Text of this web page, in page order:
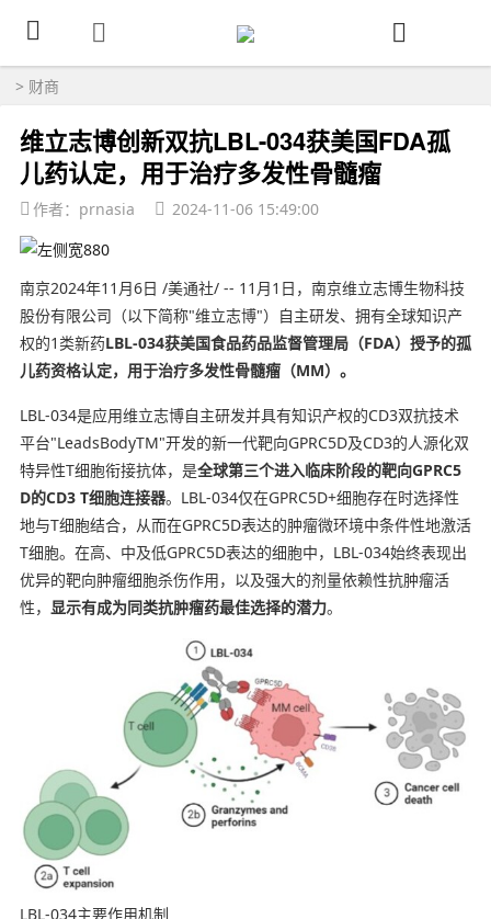
> 财商
维立志博创新双抗LBL-034获美国FDA孤
儿药认定，用于治疗多发性骨髓瘤
作者：prnasia 2024-11-06 15:49:00
南京2024年11月6日 /美通社/ -- 11月1日，南京维立志博生物科技
股份有限公司（以下简称"维立志博"）自主研发、拥有全球知识产
权的1类新药LBL-034获美国食品药品监督管理局（FDA）授予的孤
儿药资格认定，用于治疗多发性骨髓瘤（MM）。
LBL-034是应用维立志博自主研发并具有知识产权的CD3双抗技术
平台"LeadsBodyTM"开发的新一代靶向GPRC5D及CD3的人源化双
特异性T细胞衔接抗体，是全球第三个进入临床阶段的靶向GPRC5
D的CD3 T细胞连接器。LBL-034仅在GPRC5D+细胞存在时选择性
地与T细胞结合，从而在GPRC5D表达的肿瘤微环境中条件性地激活
T细胞。在高、中及低GPRC5D表达的细胞中，LBL-034始终表现出
优异的靶向肿瘤细胞杀伤作用，以及强大的剂量依赖性抗肿瘤活
性， 显示有成为同类抗肿瘤药最佳选择的潜力。
LBL-034主要作用机制